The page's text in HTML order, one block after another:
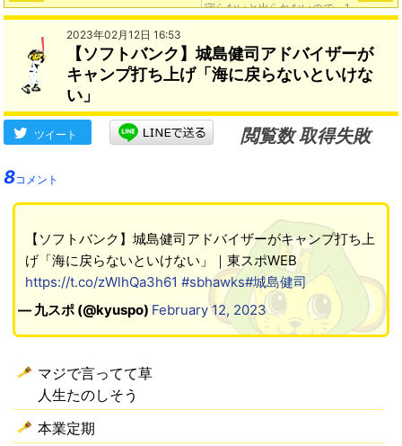
守らないと出られないので、1
年間守り切るつもりでやって
2023年02月12日 16:53
【ソフトバンク】城島健司アドバイザーが
キャンプ打ち上げ「海に戻らないといけな
い」
ツイート
閲覧数 取得失敗
8コメント
【ソフトバンク】城島健司アドバイザーがキャンプ打ち上
げ「海に戻らないといけない」｜東スポWEB
https://t.co/zWlhQa3h61 #sbhawks#城島健司
— 九スポ (@kyuspo) February 12, 2023
マジで言ってて草
人生たのしそう
本業定期